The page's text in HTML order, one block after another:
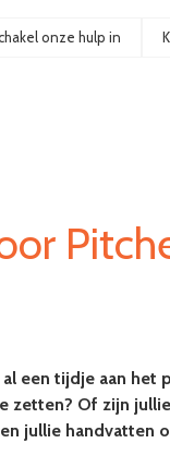
onze hulp in
een tijdje aan het
zetten? Of zijn
jullie handvatten